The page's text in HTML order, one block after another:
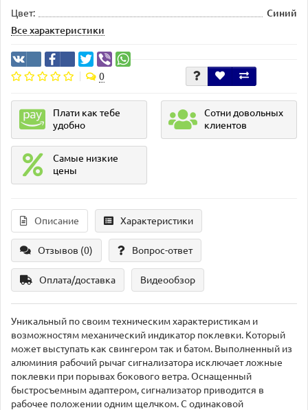
Цвет:
Синий
Все характеристики
0
Плати как тебе
удобно
Сотни довольных
клиентов
Самые низкие
цены
Описание Характеристики
Отзывов (0) Вопрос-ответ
Оплата/доставка Видеообзор
Уникальный по своим техническим характеристикам и
возможностям механический индикатор поклевки. Который
может выступать как свингером так и батом. Выполненный из
алюминия рабочий рычаг сигнализатора исключает ложные
поклевки при порывах бокового ветра. Оснащенный
быстросъемным адаптером, сигнализатор приводится в
рабочее положении одним щелчком. С одинаковой